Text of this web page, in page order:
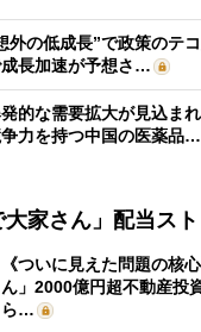
外の低成長”で政策のテ
長加速が予想さ…
的な需要拡大が見込ま
力を持つ中国の医薬品…
大家さん」配当ス
《ついに見えた問題の核
ん」2000億円超不動産投
ら…